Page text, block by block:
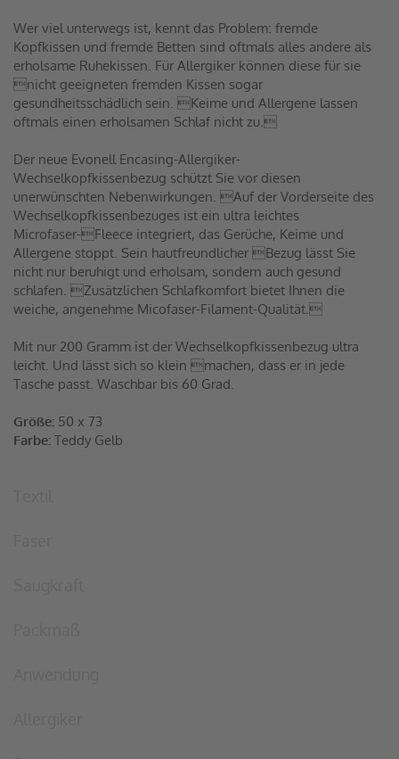
Wer viel unterwegs ist, kennt das Problem: fremde
Kopfkissen und fremde Betten sind oftmals alles andere als
erholsame Ruhekissen. Für Allergiker können diese für sie
nicht geeigneten fremden Kissen sogar
gesundheitsschädlich sein. Keime und Allergene lassen
oftmals einen erholsamen Schlaf nicht zu.
Der neue Evonell Encasing-Allergiker-
Wechselkopfkissenbezug schützt Sie vor diesen
unerwünschten Nebenwirkungen. Auf der Vorderseite des
Wechselkopfkissenbezuges ist ein ultra leichtes
Microfaser-Fleece integriert, das Gerüche, Keime und
Allergene stoppt. Sein hautfreundlicher Bezug lässt Sie
nicht nur beruhigt und erholsam, sondern auch gesund
schlafen. Zusätzlichen Schlafkomfort bietet Ihnen die
weiche, angenehme Micofaser-Filament-Qualität.
Mit nur 200 Gramm ist der Wechselkopfkissenbezug ultra
leicht. Und lässt sich so klein machen, dass er in jede
Tasche passt. Waschbar bis 60 Grad.
Größe: 50 x 73
Farbe: Teddy Gelb